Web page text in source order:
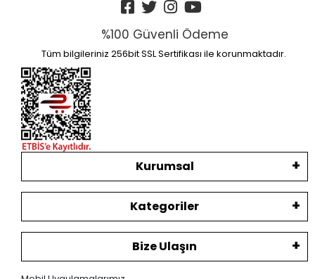
%100 Güvenli Ödeme
Tüm bilgileriniz 256bit SSL Sertifikası ile korunmaktadır.
Kurumsal
Kategoriler
Bize Ulaşın